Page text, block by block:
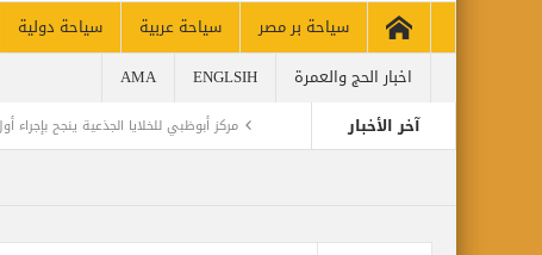
سياحة بر مصر سياحة عربية سياحة دولية
اخبار الحج والعمرة
ENGLSIH
AMA
آخر الأخبار
مركز أبوظبي للخلايا الجذعية ينجح
مطارات دبي تتوقع زيادة استثنائية في أعداد